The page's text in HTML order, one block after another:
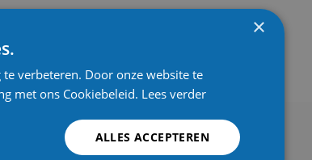
×
verbeteren. Door onze website te
met ons Cookiebeleid. Lees verder
ALLES ACCEPTEREN